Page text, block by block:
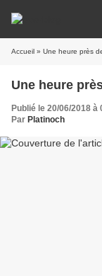
Accueil » Une heure près
Une heure
Publié le 20/06/2018 à
Par Platinoch